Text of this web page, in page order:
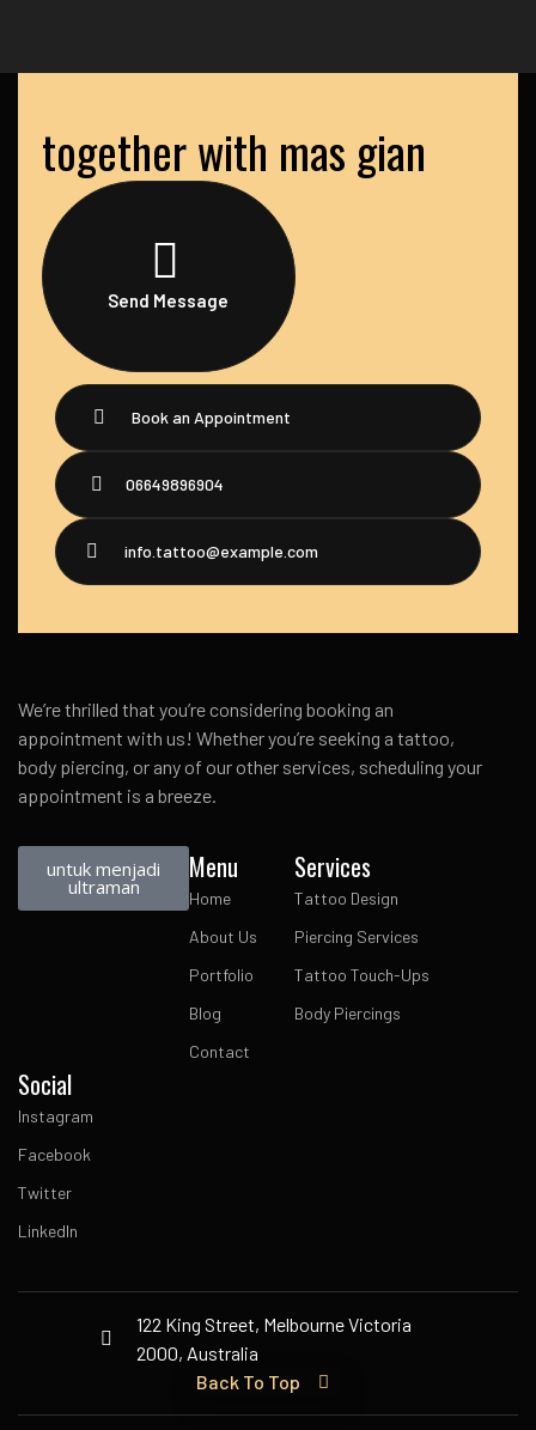
together with mas gian
Send Message
Book an Appointment
06649896904
info.tattoo@example.com
We’re thrilled that you’re considering booking an
appointment with us! Whether you’re seeking a tattoo,
body piercing, or any of our other services, scheduling your
appointment is a breeze.
untuk menjadi
ultraman
Menu
Home
About Us
Portfolio
Blog
Contact
Services
Tattoo Design
Piercing Services
Tattoo Touch-Ups
Body Piercings
Social
Instagram
Facebook
Twitter
LinkedIn
122 King Street, Melbourne Victoria
2000, Australia
Back To Top